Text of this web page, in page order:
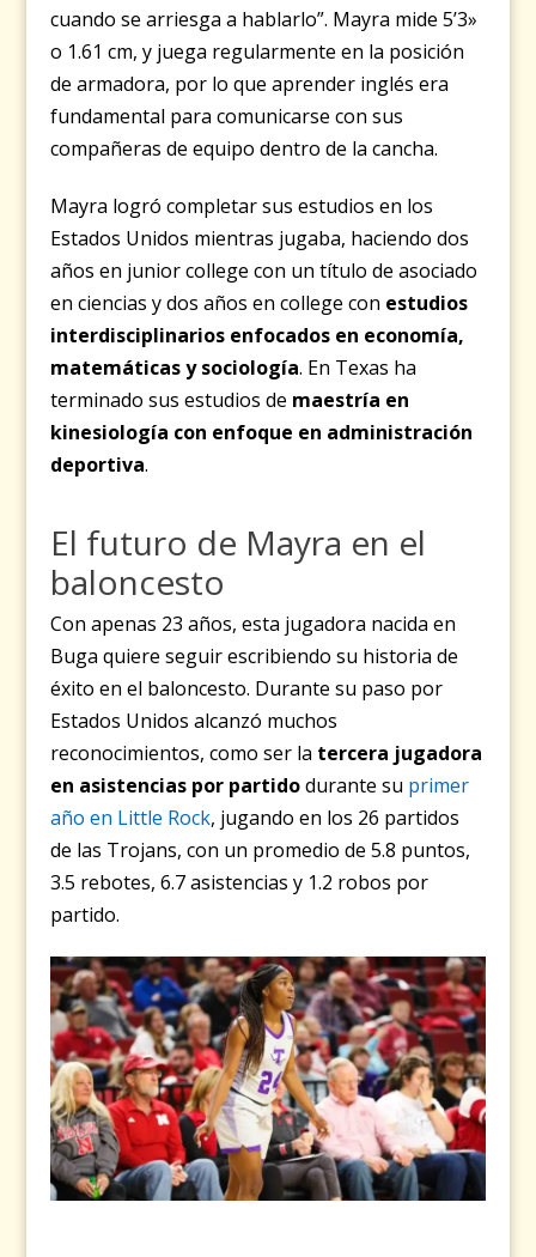
cuando se arriesga a hablarlo”. Mayra mide 5’3»
o 1.61 cm, y juega regularmente en la posición
de armadora, por lo que aprender inglés era
fundamental para comunicarse con sus
compañeras de equipo dentro de la cancha.
Mayra logró completar sus estudios en los
Estados Unidos mientras jugaba, haciendo dos
años en junior college con un título de asociado
en ciencias y dos años en college con estudios
interdisciplinarios enfocados en economía,
matemáticas y sociología. En Texas ha
terminado sus estudios de maestría en
kinesiología con enfoque en administración
deportiva.
El futuro de Mayra en el
baloncesto
Con apenas 23 años, esta jugadora nacida en
Buga quiere seguir escribiendo su historia de
éxito en el baloncesto. Durante su paso por
Estados Unidos alcanzó muchos
reconocimientos, como ser la tercera jugadora
en asistencias por partidodurante su primer
año en Little Rock, jugando en los 26 partidos
de las Trojans, con un promedio de 5.8 puntos,
3.5 rebotes, 6.7 asistencias y 1.2 robos por
partido.